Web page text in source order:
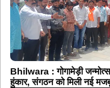
Bhilwara : गोगामेड़ी
हुंकार, संगठन को मिली नई